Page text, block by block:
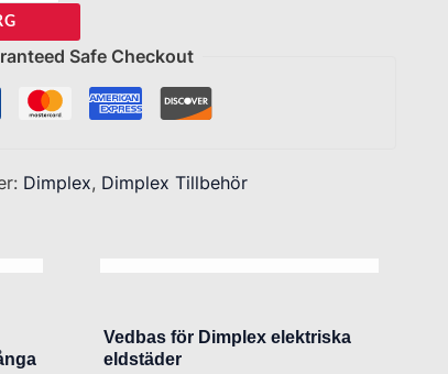
Safe Checkout
Dimplex, Dimplex Tillbehör
Vedbas för Dimplex elektriska
eldstäder